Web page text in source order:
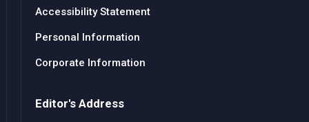
Accessibility Statement
Personal Information
Corporate Information
Editor's Address